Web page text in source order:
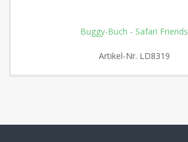
Buggy-Buch - Safari Friends
Artikel-Nr. LD8319